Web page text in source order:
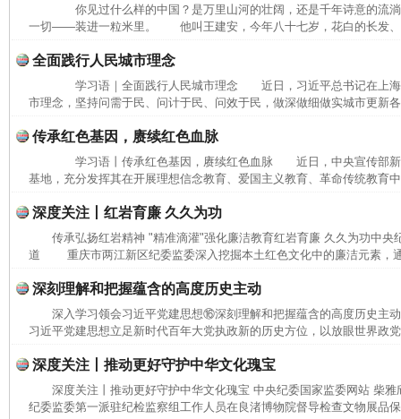
你见过什么样的中国？是万里山河的壮阔，还是千年诗意的
一切——装进一粒米里。 他叫王建安，今年八十七岁，花白的长发、
全面践行人民城市理念
学习语｜全面践行人民城市理念 近日，习近平总书记在上海
市理念，坚持问需于民、问计于民、问效于民，做深做细做实城市更新
传承红色基因，赓续红色血脉
学习语丨传承红色基因，赓续红色血脉 近日，中央宣传部新
基地，充分发挥其在开展理想信念教育、爱国主义教育、革命传统教育
深度关注丨红岩育廉 久久为功
传承弘扬红岩精神 "精准滴灌"强化廉洁教育红岩育廉 久久为功中央
道 重庆市两江新区纪委监委深入挖掘本土红色文化中的廉洁元素，
深刻理解和把握蕴含的高度历史主动
深入学习领会习近平党建思想⑯深刻理解和把握蕴含的高度历史
习近平党建思想立足新时代百年大党执政新的历史方位，以放眼世界政
深度关注丨推动更好守护中华文化瑰宝
深度关注丨推动更好守护中华文化瑰宝 中央纪委国家监委网站 柴
纪委监委第一派驻纪检监察组工作人员在良渚博物院督导检查文物展品